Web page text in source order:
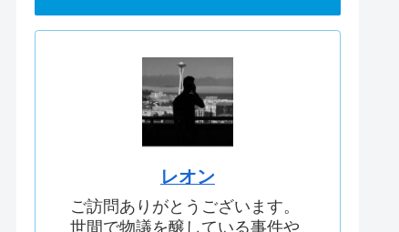
レオン
ご訪問ありがとうございます。
世間で物議を醸している事件や